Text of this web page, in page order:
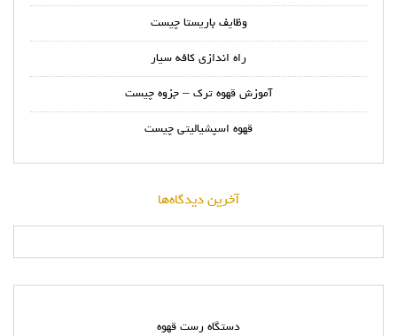
وظایف باریستا چیست
راه اندازی کافه سیار
آموزش قهوه ترک – جزوه چیست
قهوه اسپشیالیتی چیست
آخرین دیدگاه‌ها
دستگاه رست قهوه